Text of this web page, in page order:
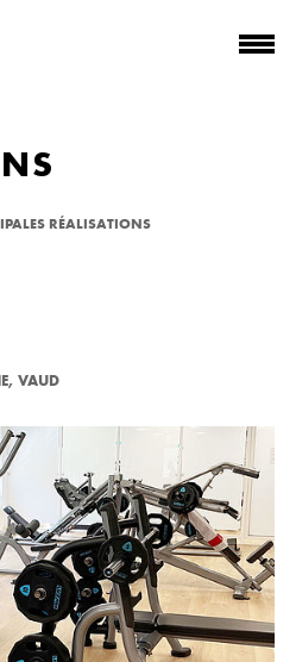
RÉALISATIONS
VAUD